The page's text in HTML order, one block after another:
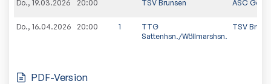
Do., 19.03.2026 20:00 TSV Brunsen ASC
Do., 16.04.2026 20:00 1
TTG
Sattenhsn./Wöllmarshsn.
TSV
PDF-Version